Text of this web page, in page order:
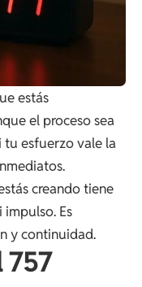
estás
el proceso sea
tu esfuerzo vale la
creando tiene
impulso. Es
y continuidad.
757